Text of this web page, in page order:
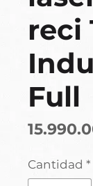
reci
Full
Cantidad *